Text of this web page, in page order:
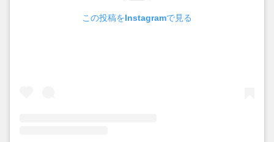
この投稿をInstagramで見る